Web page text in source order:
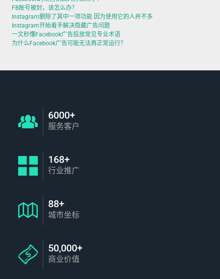
FB账号被封，该怎么办？
Instagram删除了其中一项功能 因为使用它的人并不多
Instagram开始着手解决隐藏广告问题
一文秒懂Facebook广告投放常见专业术语
为什么Facebook广告可能无法再正常运行？
6000+
服务客户
168+
行业推广
88+
城市坐标
50,000+
商业价值